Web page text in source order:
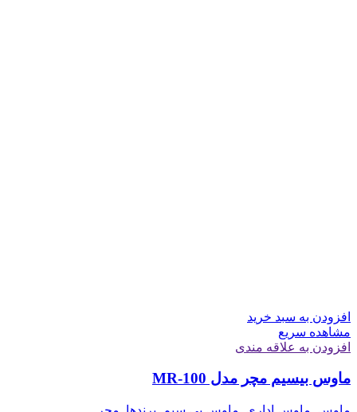
افزودن به سبد خرید
مشاهده سریع
افزودن به علاقه مندی
ماوس بیسیم مچر مدل MR-100